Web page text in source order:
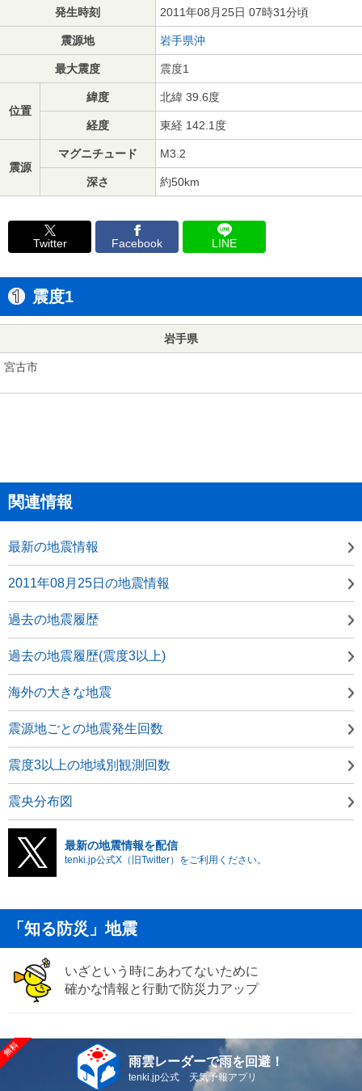
発生時刻 2011年08月25日 07時31分頃
震源地 岩手県沖
最大震度 震度1
位置
緯度 北緯 39.6度
経度 東経 142.1度
震源
マグニチュード M3.2
深さ 約50km
Twitter Facebook LINE
震度1
岩手県
宮古市
関連情報
最新の地震情報
2011年08月25日の地震情報
過去の地震履歴
過去の地震履歴(震度3以上)
海外の大きな地震
震源地ごとの地震発生回数
震度3以上の地域別観測回数
震央分布図
最新の地震情報を配信
tenki.jp公式X（旧Twitter）をご利用ください。
「知る防災」地震
いざという時にあわてないために
確かな情報と行動で防災力アップ
雨雲レーダーで雨を回避！
tenki.jp公式 天気予報アプリ